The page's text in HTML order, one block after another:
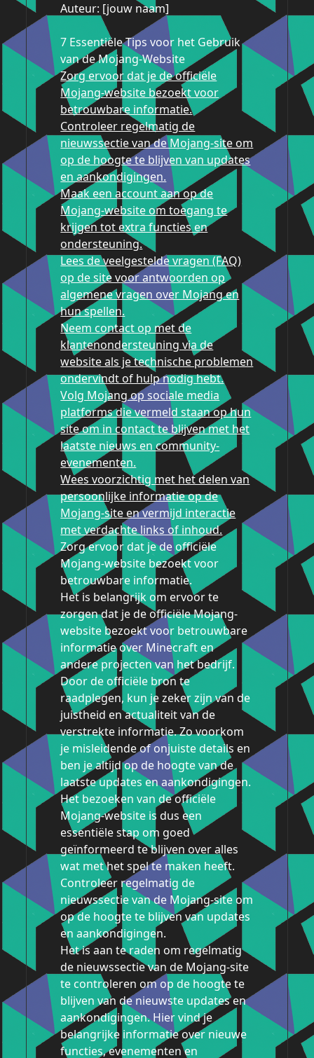
Auteur: [jouw naam]
7 Essentiële Tips voor het Gebruik
van de Mojang-Website
Zorg ervoor dat je de officiële
Mojang-website bezoekt voor
betrouwbare informatie.
Controleer regelmatig de
nieuwssectie van de Mojang-site om
op de hoogte te blijven van updates
en aankondigingen.
Maak een account aan op de
Mojang-website om toegang te
krijgen tot extra functies en
ondersteuning.
Lees de veelgestelde vragen (FAQ)
op de site voor antwoorden op
algemene vragen over Mojang en
hun spellen.
Neem contact op met de
klantenondersteuning via de
website als je technische problemen
ondervindt of hulp nodig hebt.
Volg Mojang op sociale media
platforms die vermeld staan op hun
site om in contact te blijven met het
laatste nieuws en community-
evenementen.
Wees voorzichtig met het delen van
persoonlijke informatie op de
Mojang-site en vermijd interactie
met verdachte links of inhoud.
Zorg ervoor dat je de officiële
Mojang-website bezoekt voor
betrouwbare informatie.
Het is belangrijk om ervoor te
zorgen dat je de officiële Mojang-
website bezoekt voor betrouwbare
informatie over Minecraft en
andere projecten van het bedrijf.
Door de officiële bron te
raadplegen, kun je zeker zijn van de
juistheid en actualiteit van de
verstrekte informatie. Zo voorkom
je misleidende of onjuiste details en
ben je altijd op de hoogte van de
laatste updates en aankondigingen.
Het bezoeken van de officiële
Mojang-website is dus een
essentiële stap om goed
geïnformeerd te blijven over alles
wat met het spel te maken heeft.
Controleer regelmatig de
nieuwssectie van de Mojang-site om
op de hoogte te blijven van updates
en aankondigingen.
Het is aan te raden om regelmatig
de nieuwssectie van de Mojang-site
te controleren om op de hoogte te
blijven van de nieuwste updates en
aankondigingen. Hier vind je
belangrijke informatie over nieuwe
functies, evenementen en